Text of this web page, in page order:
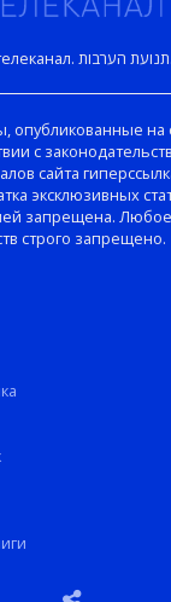
опубликованные на
с
сайта
эксклюзивных
запрещена.
строго запрещено.